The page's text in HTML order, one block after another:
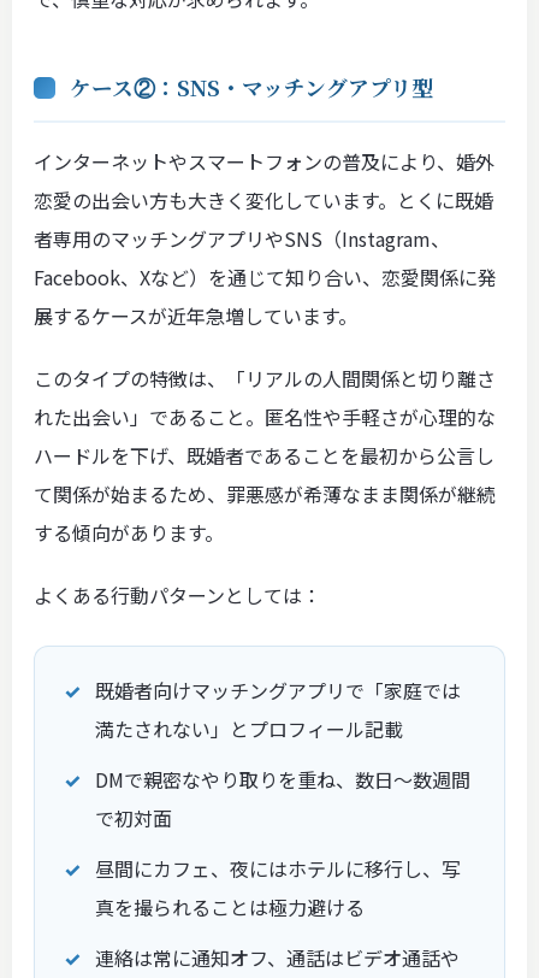
ケース②：SNS・マッチングアプリ型
インターネットやスマートフォンの普及により、婚外
恋愛の出会い方も大きく変化しています。とくに既婚
者専用のマッチングアプリやSNS（Instagram、
Facebook、Xなど）を通じて知り合い、恋愛関係に発
展するケースが近年急増しています。
このタイプの特徴は、「リアルの人間関係と切り離さ
れた出会い」であること。匿名性や手軽さが心理的な
ハードルを下げ、既婚者であることを最初から公言し
て関係が始まるため、罪悪感が希薄なまま関係が継続
する傾向があります。
よくある行動パターンとしては：
既婚者向けマッチングアプリで「家庭では
満たされない」とプロフィール記載
DMで親密なやり取りを重ね、数日〜数週間
で初対面
昼間にカフェ、夜にはホテルに移行し、写
真を撮られることは極力避ける
連絡は常に通知オフ、通話はビデオ通話や